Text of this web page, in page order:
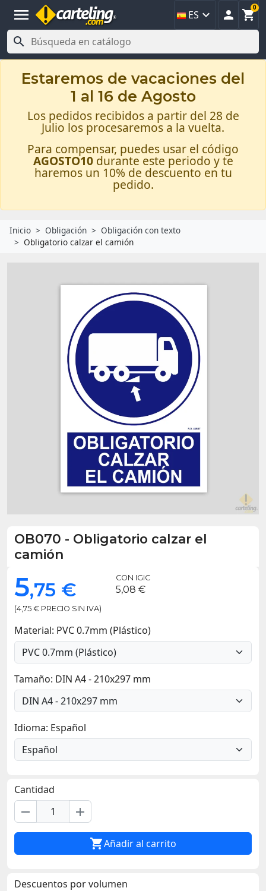
menu ES   
0

Estaremos de vacaciones del
1 al 16 de Agosto
Los pedidos recibidos a partir del 28 de
Julio los procesaremos a la vuelta.
Para compensar, puedes usar el código
AGOSTO10 durante este periodo y te
haremos un 10% de descuento en tu
pedido.
Inicio Obligación
Obligación con texto
Obligatorio calzar el camión
OB070 - Obligatorio calzar el
camión
5,75 €
(4,75 € PRECIO SIN IVA)
CON IGIC
5,08 €
Material: PVC 0.7mm (Plástico)
Tamaño: DIN A4 - 210x297 mm
Idioma: Español
Cantidad
remove add
Añadir al carrito
Descuentos por volumen